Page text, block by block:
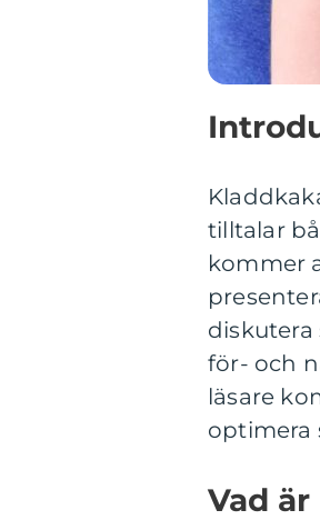
tilltalar
kommer
för- och
läsare
optimera
Vad